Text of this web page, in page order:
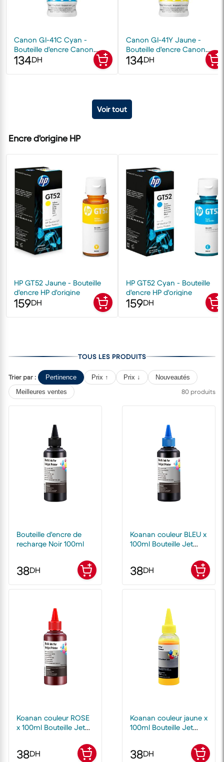
Canon GI-41C Cyan -
Bouteille d'encre Canon
d'origine
134DH
Canon GI-41Y Jaune -
Bouteille d'encre Canon
d'origine
134DH
Voir tout
Encre d'origine HP
HP GT52 Jaune - Bouteille
d'encre HP d'origine
159DH
HP GT52 Cyan - Bouteille
d'encre HP d'origine
159DH
TOUS LES PRODUITS
Trier par : Pertinence Prix ↑ Prix ↓
Nouveautés
Meilleures ventes
80 produits
Bouteille d'encre de
recharge Noir 100ml
38DH
Koanan couleur BLEU x
100ml Bouteille Jet
38DH
Koanan couleur ROSE
x 100ml Bouteille Jet
38DH
Koanan couleur jaune x
100ml Bouteille Jet
38DH